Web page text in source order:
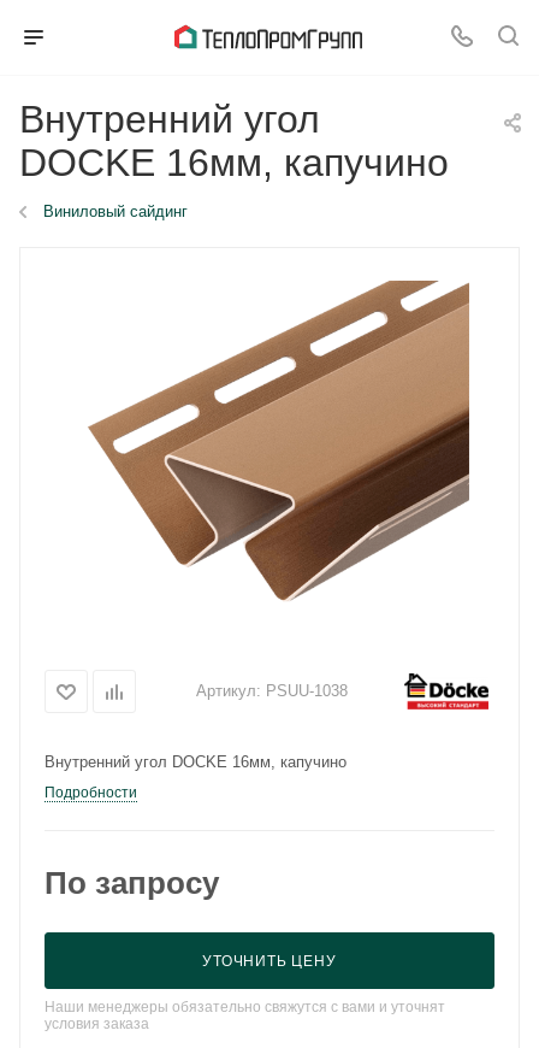
Внутренний угол
DOCKE 16мм, капучино
Виниловый сайдинг
Артикул: PSUU-1038
Внутренний угол DOCKE 16мм, капучино
Подробности
По запросу
УТОЧНИТЬ ЦЕНУ
Наши менеджеры обязательно свяжутся с вами и уточнят
условия заказа